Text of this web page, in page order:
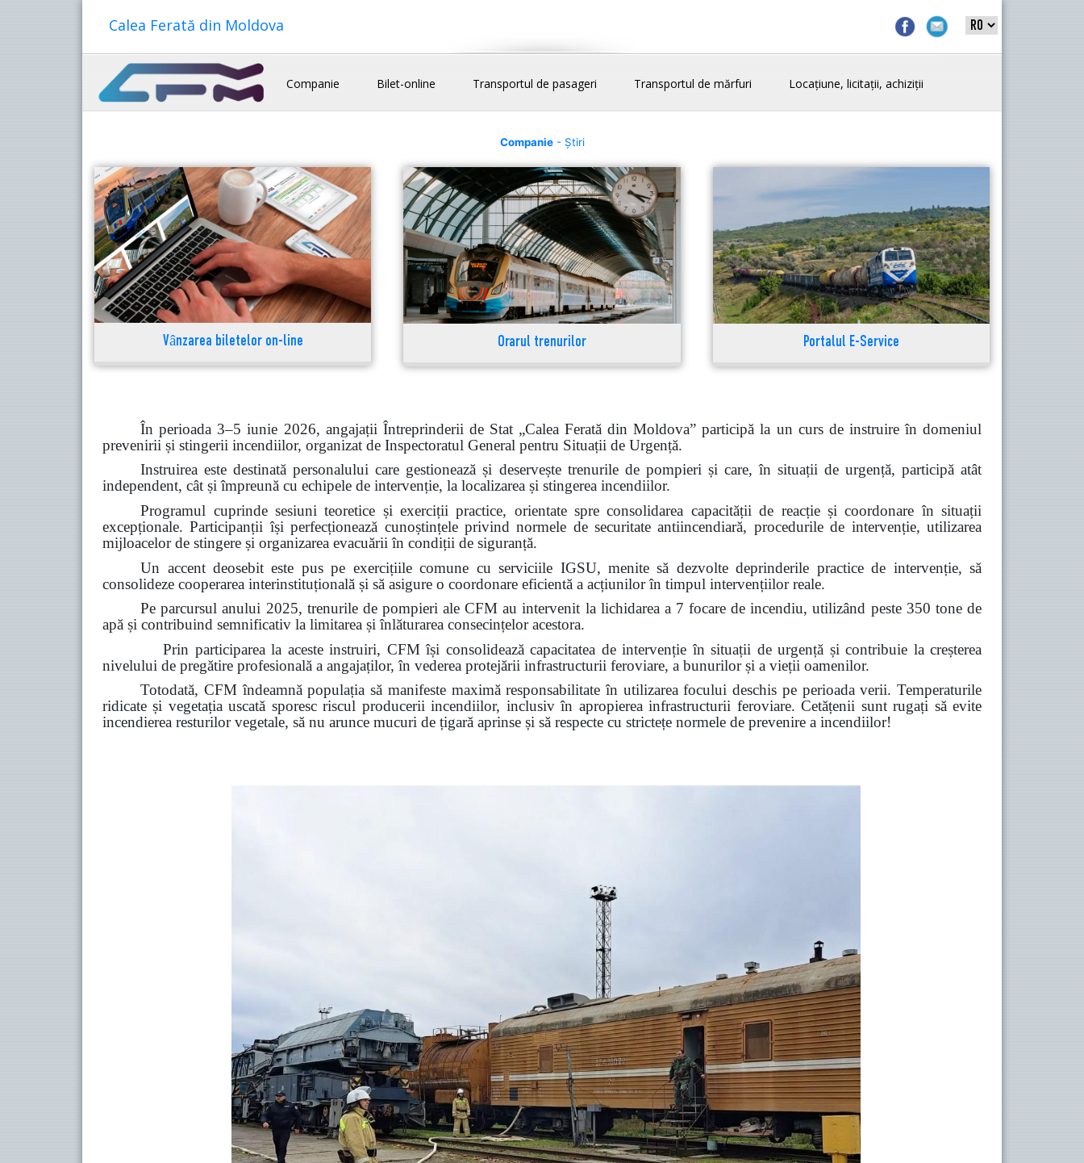
Calea Ferată din Moldova
Companie Bilet-online Transportul de pasageri Transportul de mărfuri Locațiune, licitații, achiziții
Companie- Știri
Vânzarea biletelor on-line Orarul trenurilor Portalul E-Service
În perioada 3–5 iunie 2026, angajații Întreprinderii de Stat „Calea Ferată din Moldova” participă la un curs de instruire în domeniul
prevenirii și stingerii incendiilor, organizat de Inspectoratul General pentru Situații de Urgență.
Instruirea este destinată personalului care gestionează și deservește trenurile de pompieri și care, în situații de urgență, participă atât
independent, cât și împreună cu echipele de intervenție, la localizarea și stingerea incendiilor.
Programul cuprinde sesiuni teoretice și exerciții practice, orientate spre consolidarea capacității de reacție și coordonare în situații
excepționale. Participanții își perfecționează cunoștințele privind normele de securitate antiincendiară, procedurile de intervenție, utilizarea
mijloacelor de stingere și organizarea evacuării în condiții de siguranță.
Un accent deosebit este pus pe exercițiile comune cu serviciile IGSU, menite să dezvolte deprinderile practice de intervenție, să
consolideze cooperarea interinstituțională și să asigure o coordonare eficientă a acțiunilor în timpul intervențiilor reale.
Pe parcursul anului 2025, trenurile de pompieri ale CFM au intervenit la lichidarea a 7 focare de incendiu, utilizând peste 350 tone de
apă și contribuind semnificativ la limitarea și înlăturarea consecințelor acestora.
Prin participarea la aceste instruiri, CFM își consolidează capacitatea de intervenție în situații de urgență și contribuie la creșterea
nivelului de pregătire profesională a angajaților, în vederea protejării infrastructurii feroviare, a bunurilor și a vieții oamenilor.
Totodată, CFM îndeamnă populația să manifeste maximă responsabilitate în utilizarea focului deschis pe perioada verii. Temperaturile
ridicate și vegetația uscată sporesc riscul producerii incendiilor, inclusiv în apropierea infrastructurii feroviare. Cetățenii sunt rugați să evite
incendierea resturilor vegetale, să nu arunce mucuri de țigară aprinse și să respecte cu strictețe normele de prevenire a incendiilor!